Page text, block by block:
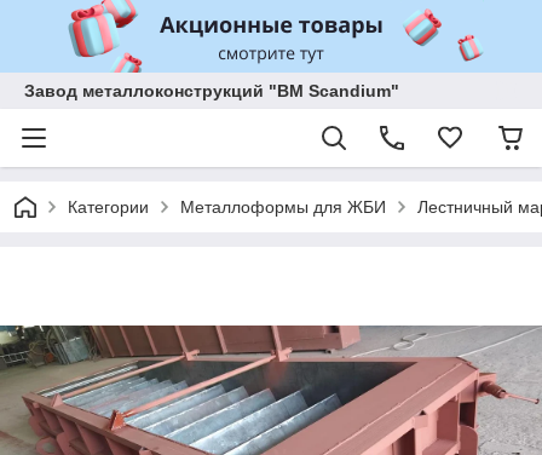
Завод металлоконструкций "BM Scandium"
Категории Металлоформы для ЖБИ Лестничный